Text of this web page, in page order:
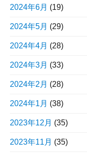
2024年6月 (19)
2024年5月 (29)
2024年4月 (28)
2024年3月 (33)
2024年2月 (28)
2024年1月 (38)
2023年12月 (35)
2023年11月 (35)